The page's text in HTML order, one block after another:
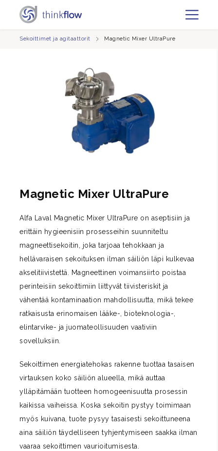
Sekoittimet ja agitaattorit Magnetic Mixer UltraPure
Magnetic Mixer UltraPure
Alfa Laval Magnetic Mixer UltraPure on aseptisiin ja
erittäin hygieenisiin prosesseihin suunniteltu
magneettisekoitin, joka tarjoaa tehokkaan ja
hellävaraisen sekoituksen ilman säiliön läpi kulkevaa
akselitiivistettä. Magneettinen voimansiirto poistaa
perinteisiin sekoittimiin liittyvät tiivisteriskit ja
vähentää kontaminaation mahdollisuutta, mikä tekee
ratkaisusta erinomaisen lääke-, bioteknologia-,
elintarvike- ja juomateollisuuden vaativiin
sovelluksiin.
Sekoittimen energiatehokas rakenne tuottaa tasaisen
virtauksen koko säiliön alueella, mikä auttaa
ylläpitämään tuotteen homogeenisuutta prosessin
kaikissa vaiheissa. Koska sekoitin pystyy toimimaan
myös kuivana, tuote pysyy tasaisesti sekoittuneena
aina säiliön täydelliseen tyhjentymiseen saakka ilman
vaaraa sekoittimen vaurioitumisesta.